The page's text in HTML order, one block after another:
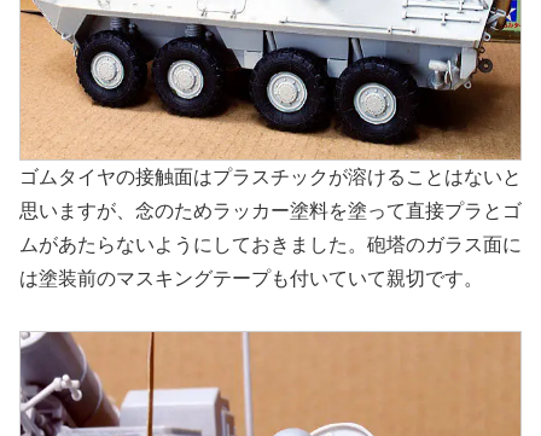
ゴムタイヤの接触面はプラスチックが溶けることはないと
思いますが、念のためラッカー塗料を塗って直接プラとゴ
ムがあたらないようにしておきました。砲塔のガラス面に
は塗装前のマスキングテープも付いていて親切です。